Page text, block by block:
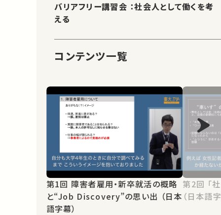
バリアフリー講習会 ：社会人として働くを考
える
コンテンツ一覧
第1回 障害者雇用・新卒就活の概略
と“Job Discovery”の思い出 （日本
語字幕）
第2回 「社会人として働く」を考える
（日本語